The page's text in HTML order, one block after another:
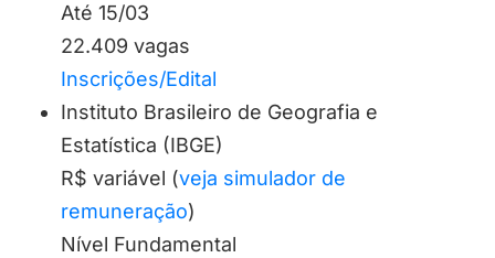
Até 15/03
22.409 vagas
Inscrições/Edital
Instituto Brasileiro de Geografia e
Estatística (IBGE)
R$ variável (veja simulador de
remuneração)
Nível Fundamental